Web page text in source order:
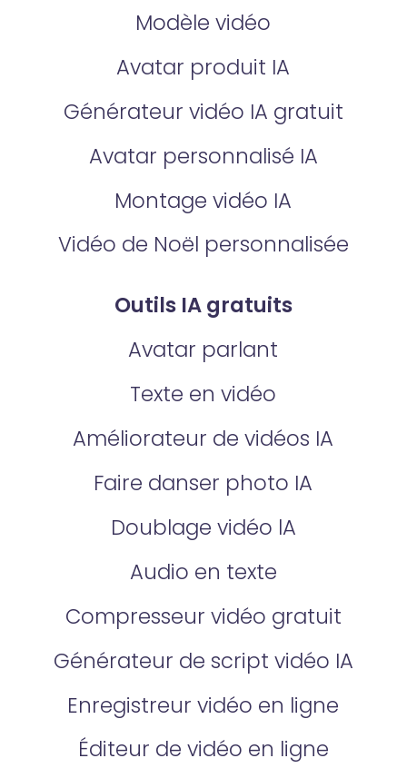
Modèle vidéo
Avatar produit IA
Générateur vidéo IA gratuit
Avatar personnalisé IA
Montage vidéo IA
Vidéo de Noël personnalisée
Outils IA gratuits
Avatar parlant
Texte en vidéo
Améliorateur de vidéos IA
Faire danser photo IA
Doublage vidéo lA
Audio en texte
Compresseur vidéo gratuit
Générateur de script vidéo IA
Enregistreur vidéo en ligne
Éditeur de vidéo en ligne